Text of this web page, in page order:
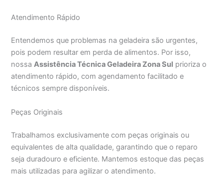
Atendimento Rápido
Entendemos que problemas na geladeira são urgentes,
pois podem resultar em perda de alimentos. Por isso,
nossaAssistência Técnica Geladeira Zona Sul prioriza o
atendimento rápido, com agendamento facilitado e
técnicos sempre disponíveis.
Peças Originais
Trabalhamos exclusivamente com peças originais ou
equivalentes de alta qualidade, garantindo que o reparo
seja duradouro e eficiente. Mantemos estoque das peças
mais utilizadas para agilizar o atendimento.